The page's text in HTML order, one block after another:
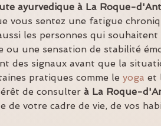
ayurvedique à La Roque-
vous sentez une fatigue
les personnes qui
une sensation de stabilité
des signaux avant que la
pratiques comme le yoga et
de consulter à La Roque-
votre cadre de vie, de vos